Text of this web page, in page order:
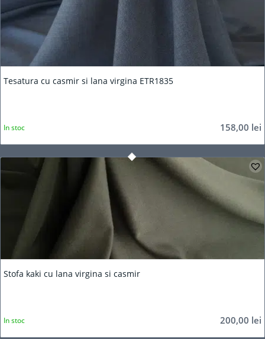
Tesatura cu casmir si lana virgina ETR1835
158,00 lei
In stoc
Stofa kaki cu lana virgina si casmir
200,00 lei
In stoc